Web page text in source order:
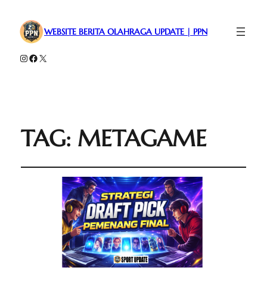
WEBSITE BERITA OLAHRAGA UPDATE | PPN
Instagram
Facebook
X
TAG: METAGAME